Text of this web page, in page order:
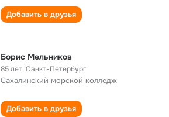
Добавить в друзья
Борис Мельников
85 лет,Санкт-Петербург
Сахалинский морской колледж
Добавить в друзья